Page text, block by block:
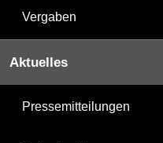
Vergaben
Aktuelles
Pressemitteilungen